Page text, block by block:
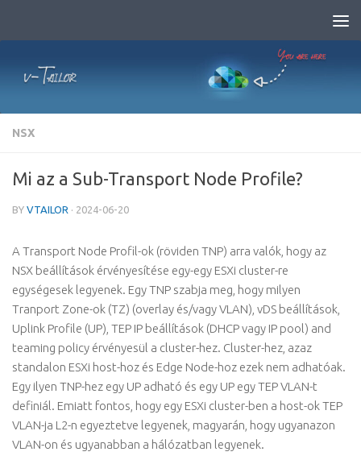
NSX
Mi az a Sub-Transport Node Profile?
BY VTAILOR · 2024-06-20
A Transport Node Profil-ok (röviden TNP) arra valók, hogy az
NSX beállítások érvényesítése egy-egy ESXi cluster-re
egységesek legyenek. Egy TNP szabja meg, hogy milyen
Tranport Zone-ok (TZ) (overlay és/vagy VLAN), vDS beállítások,
Uplink Profile (UP), TEP IP beállítások (DHCP vagy IP pool) and
teaming policy érvényesül a cluster-hez. Cluster-hez, azaz
standalon ESXi host-hoz és Edge Node-hoz ezek nem adhatóak.
Egy ilyen TNP-hez egy UP adható és egy UP egy TEP VLAN-t
definiál. Emiatt fontos, hogy egy ESXi cluster-ben a host-ok TEP
VLAN-ja L2-n egyeztetve legyenek, magyarán, hogy ugyanazon
VLAN-on és ugyanabban a hálózatban legyenek.